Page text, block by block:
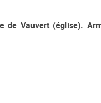
de Vauvert (église).